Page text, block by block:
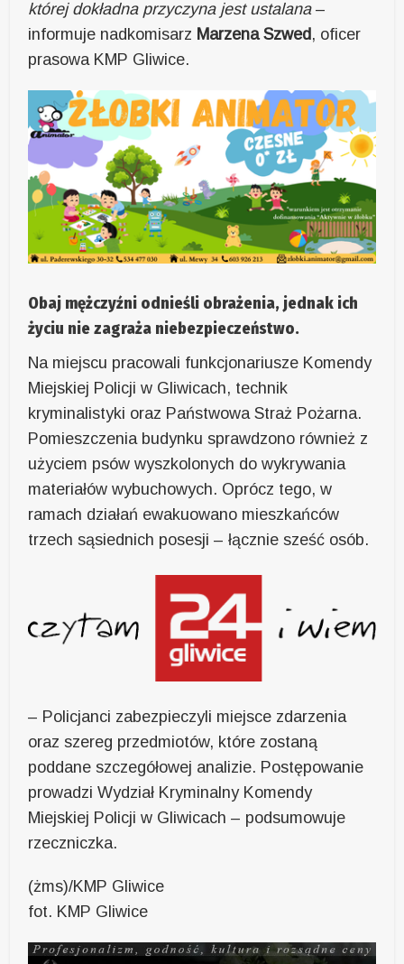
której dokładna przyczyna jest ustalana–
informuje nadkomisarz Marzena Szwed, oficer
prasowa KMP Gliwice.
Obaj mężczyźni odnieśli obrażenia, jednak ich
życiu nie zagraża niebezpieczeństwo.
Na miejscu pracowali funkcjonariusze Komendy
Miejskiej Policji w Gliwicach, technik
kryminalistyki oraz Państwowa Straż Pożarna.
Pomieszczenia budynku sprawdzono również z
użyciem psów wyszkolonych do wykrywania
materiałów wybuchowych. Oprócz tego, w
ramach działań ewakuowano mieszkańców
trzech sąsiednich posesji – łącznie sześć osób.
– Policjanci zabezpieczyli miejsce zdarzenia
oraz szereg przedmiotów, które zostaną
poddane szczegółowej analizie. Postępowanie
prowadzi Wydział Kryminalny Komendy
Miejskiej Policji w Gliwicach – podsumowuje
rzeczniczka.
(żms)/KMP Gliwice
fot. KMP Gliwice